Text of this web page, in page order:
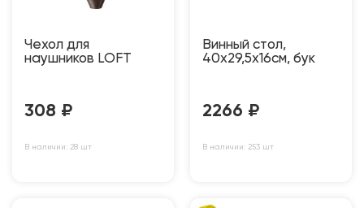
Чехол для
наушников LOFT
308 ₽
В наличии: 28 шт
Винный стол,
40х29,5х16см, бук
2266 ₽
В наличии: 253 шт